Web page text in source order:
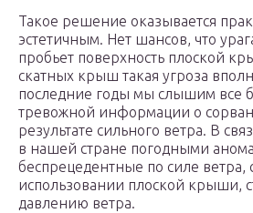
Такое решение оказывается
эстетичным. Нет шансов, что
пробьет поверхность плоской
скатных крыш такая угроза
последние годы мы слышим все
тревожной информации о
результате сильного ветра. В
в нашей стране погодными
беспрецедентные по силе ветра,
использовании плоской крыши,
давлению ветра.